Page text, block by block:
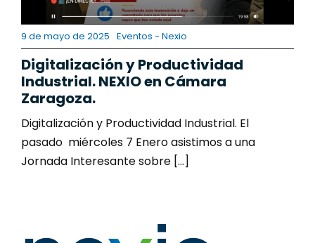
9 de mayo de 2025 Eventos - Nexio
Digitalización y Productividad
Industrial. NEXIO en Cámara
Zaragoza.
Digitalización y Productividad Industrial. El
pasado miércoles 7 Enero asistimos a una
Jornada Interesante sobre [...]